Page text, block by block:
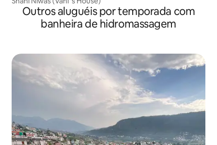
Outros aluguéis por temporada com
banheira de hidromassagem